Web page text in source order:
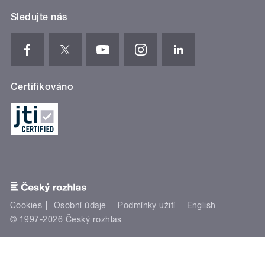
Sledujte nás
Certifikováno
Cookies Osobní údaje Podmínky užití
English
© 1997-2026 Český rozhlas